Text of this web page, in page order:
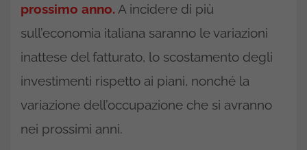
prossimo anno. A incidere di più
sull’economia italiana saranno le variazioni
inattese del fatturato, lo scostamento degli
investimenti rispetto ai piani, nonché la
variazione dell’occupazione che si avranno
nei prossimi anni.